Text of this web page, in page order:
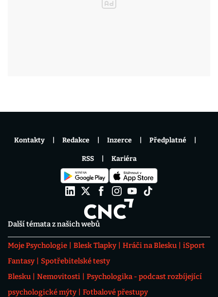
Další témata z našich webů
Moje Psychologie Blesk Tlapky Hráči na Blesku
iSport
Fantasy
Spotřebitelské testy
Blesku
Nemovitosti
Psychologika - podcast rozbíjející
psychologické mýty
Fotbalové přestupy
Kontakty Redakce Inzerce Předplatné
RSS Kariéra